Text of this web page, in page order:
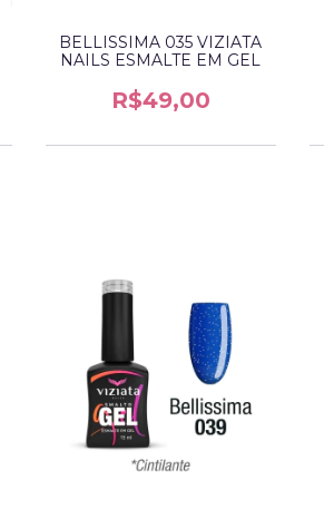
BELLISSIMA 035 VIZIATA
NAILS ESMALTE EM GEL
R$49,00